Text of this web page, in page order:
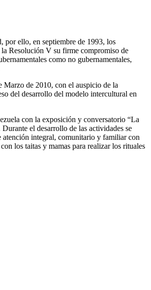
por ello, en septiembre de 1993, los
Resolución V su firme compromiso de
como no gubernamentales,
Marzo de 2010, con el auspicio de la
del desarrollo del modelo intercultural en
con la exposición y conversatorio “La
el desarrollo de las actividades se
atención integral, comunitario y familiar con
los taitas y mamas para realizar los rituales